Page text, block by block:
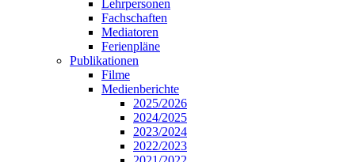
Lehrpersonen
Fachschaften
Mediatoren
Ferienpläne
Publikationen
Filme
Medienberichte
2025/2026
2024/2025
2023/2024
2022/2023